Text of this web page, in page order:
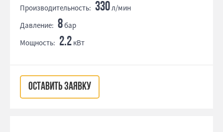
Производительность: 330л/мин
Давление: 8бар
Мощность: 2.2 кВт
ОСТАВИТЬ ЗАЯВКУ